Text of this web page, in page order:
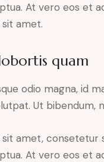
At vero eos et
amet.
quam
odio magna, id
Ut bibendum,
amet, consetetur
At vero eos et